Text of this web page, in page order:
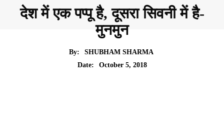
देश में एक पप्पू है, दूसरा सिवनी में है-
मुनमुन
By:
SHUBHAM SHARMA
Date:
October 5, 2018